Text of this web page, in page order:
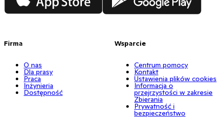
Firma
O nas
Dla prasy
Praca
Inżynieria
Dostępność
Wsparcie
Centrum pomocy
Kontakt
Ustawienia plików cookies
Informacja o
przejrzystości w zakresie
Zbierania
Prywatność i
bezpieczeństwo